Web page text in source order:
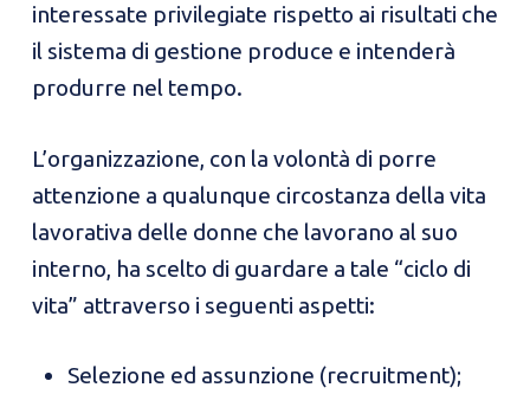
interessate privilegiate rispetto ai risultati che
il sistema di gestione produce e intenderà
produrre nel tempo.
L’organizzazione, con la volontà di porre
attenzione a qualunque circostanza della vita
lavorativa delle donne che lavorano al suo
interno, ha scelto di guardare a tale “ciclo di
vita” attraverso i seguenti aspetti:
Selezione ed assunzione (recruitment);